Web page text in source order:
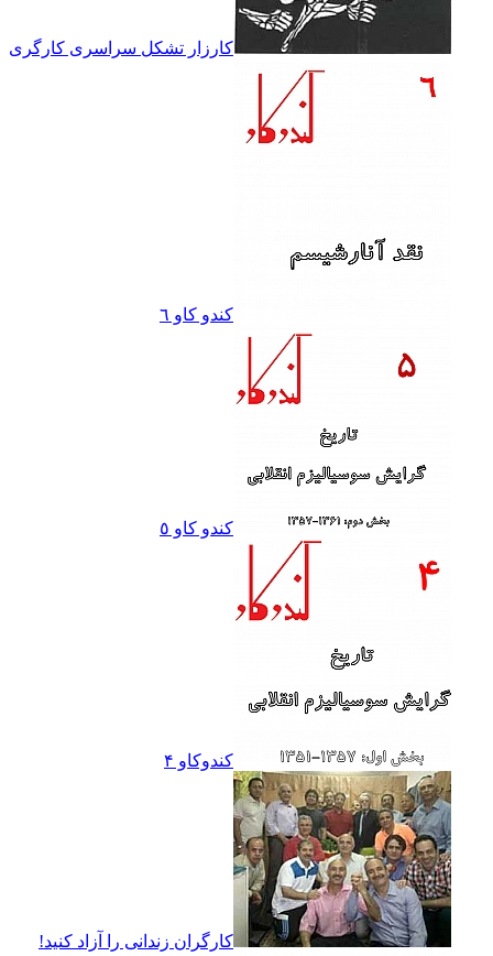
کارزار تشکل سراسرى کارگرى
کندو کاو ٦
کندو کاو ٥
کندوکاو ۴
کارگران زندانى را آزاد کنيد!